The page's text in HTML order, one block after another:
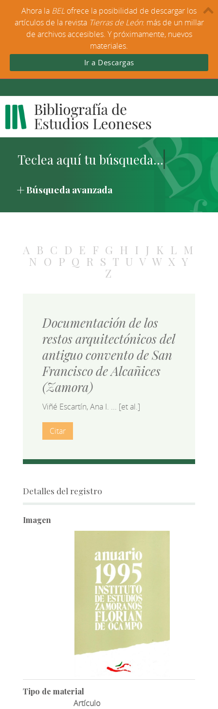
Búsqueda avanzada
A B C D E F G H I J K L M
N O P Q R S T U V W X Y
Z
Documentación de los
restos arquitectónicos del
antiguo convento de San
Francisco de Alcañices
(Zamora)
Viñé Escartín, Ana I. ... [et al.]
Citar
Detalles del registro
Imagen
Tipo de material
Artículo
Ahora la BEL ofrece la posibilidad de descargar los
artículos de la revista Tierras de León: más de un millar
de archivos accesibles. Y próximamente, nuevos
materiales.
Ir a Descargas